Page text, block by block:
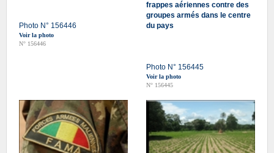
Photo N° 156446
Voir la photo
N° 156446
frappes aériennes contre des
groupes armés dans le centre
du pays
Photo N° 156445
Voir la photo
N° 156445